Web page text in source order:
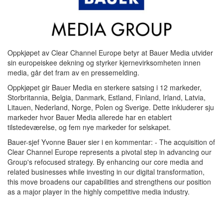
Oppkjøpet av Clear Channel Europe betyr at Bauer Media utvider
sin europeiskee dekning og styrker kjernevirksomheten innen
media, går det fram av en pressemelding.
Oppkjøpet gir Bauer Media en sterkere satsing i 12 markeder,
Storbritannia, Belgia, Danmark, Estland, Finland, Irland, Latvia,
Litauen, Nederland, Norge, Polen og Sverige. Dette inkluderer sju
markeder hvor Bauer Media allerede har en etablert
tilstedeværelse, og fem nye markeder for selskapet.
Bauer-sjef Yvonne Bauer sier i en kommentar: - The acquisition of
Clear Channel Europe represents a pivotal step in advancing our
Group's refocused strategy. By enhancing our core media and
related businesses while investing in our digital transformation,
this move broadens our capabilities and strengthens our position
as a major player in the highly competitive media industry.